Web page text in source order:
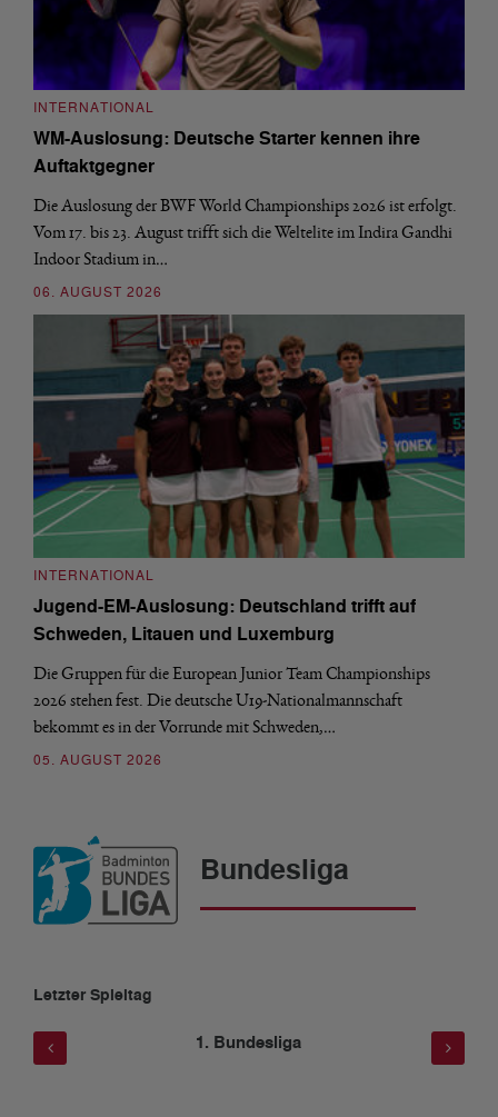
INTERNATIONAL
WM-Auslosung: Deutsche Starter kennen ihre
Auftaktgegner
Die Auslosung der BWF World Championships 2026 ist erfolgt.
Vom 17. bis 23. August trifft sich die Weltelite im Indira Gandhi
Indoor Stadium in…
06. AUGUST 2026
INTERNATIONAL
Jugend-EM-Auslosung: Deutschland trifft auf
Schweden, Litauen und Luxemburg
Die Gruppen für die European Junior Team Championships
2026 stehen fest. Die deutsche U19-Nationalmannschaft
bekommt es in der Vorrunde mit Schweden,…
05. AUGUST 2026
Bundesliga
Letzter Spieltag
1. Bundesliga